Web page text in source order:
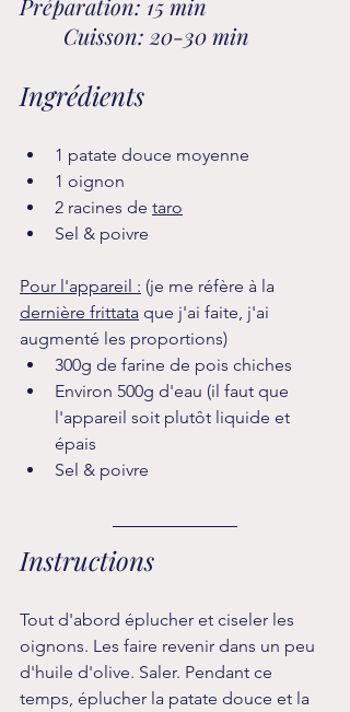
	Cuisson: 20-30 min
Ingrédients
1 patate douce moyenne
1 oignon
2 racines de taro
Sel & poivre
Pour l'appareil : (je me réfère à la
dernière frittata que j'ai faite, j'ai
augmenté les proportions)
300g de farine de pois chiches
Environ 500g d'eau (il faut que
l'appareil soit plutôt liquide et
épais
Sel & poivre
Instructions
Tout d'abord éplucher et ciseler les
oignons. Les faire revenir dans un peu
d'huile d'olive. Saler. Pendant ce
temps, éplucher la patate douce et la